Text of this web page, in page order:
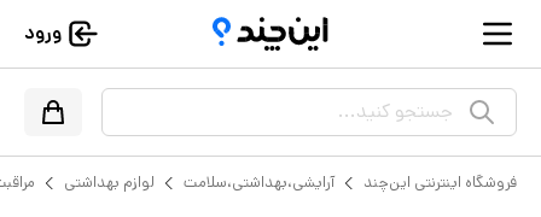
ورود
جستجو کنید...
فروشگاه اینترنتی این‌چند آرایشی،بهداشتی،سلامت لوازم بهداشتی